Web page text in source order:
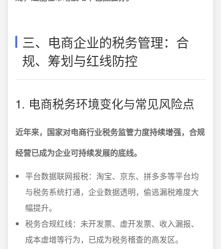
三、电商企业的税务管理：合
规、筹划与红线防控
1. 电商税务环境变化与常见风险点
近年来，国家对电商行业税务监管力度持续增强，合规
经营已成为企业可持续发展的底线。
平台数据联网报税：淘宝、京东、拼多多等平台均
与税务系统打通，企业数据透明，偷逃漏税难度大
幅提升。
税务合规红线：未开发票、虚开发票、收入漏报、
成本虚增等行为，已成为税务稽查的高发区。